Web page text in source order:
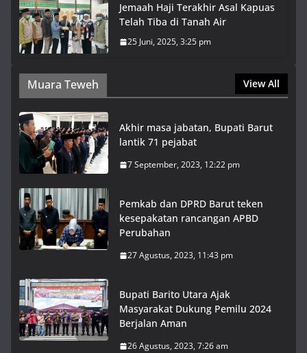
Jemaah Haji Terakhir Asal Kapuas
Telah Tiba di Tanah Air
25 Juni, 2025, 3:25 pm
Muara Teweh View All
Akhir masa jabatan, Bupati Barut
lantik 71 pejabat
7 September, 2023, 12:22 pm
Pemkab dan DPRD Barut teken
kesepakatan rancangan APBD
Perubahan
27 Agustus, 2023, 11:43 pm
Bupati Barito Utara Ajak
Masyarakat Dukung Pemilu 2024
Berjalan Aman
26 Agustus, 2023, 7:26 am